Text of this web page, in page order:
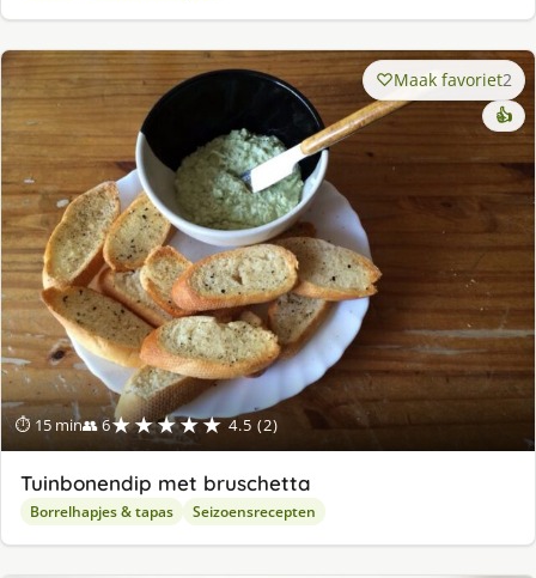
⏱ 15 min👥 6★★★★★ 4.5 (2)
Maak favoriet2
👍
Tuinbonendip met bruschetta
Borrelhapjes & tapas Seizoensrecepten